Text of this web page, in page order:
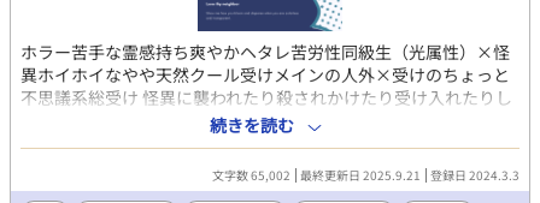
ホラー苦手な霊感持ち爽やかヘタレ苦労性同級生（光属性）×怪
異ホイホイなやや天然クール受けメインの人外×受けのちょっと
不思議系総受け 怪異に襲われたり殺されかけたり受け入れたりし
ながら訳ありな人たちが暮らす街で新生活を送る受けの話 ※唐突
にエログロリョナホラー要素は入りますがほんのりレベルです
続きを読む
文字数 65,002 最終更新日 2025.9.21 登録日 2024.3.3